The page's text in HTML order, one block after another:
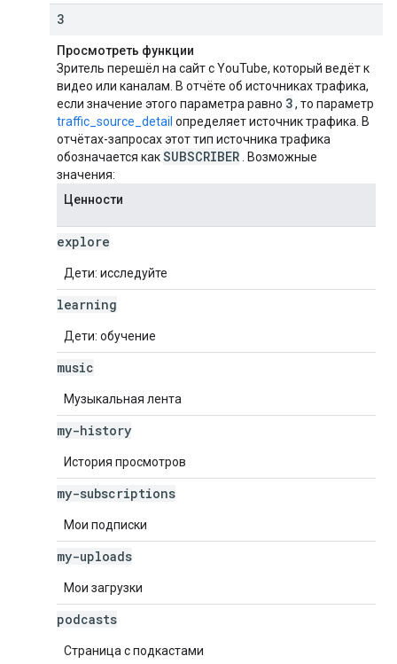
3
Просмотреть функции
Зритель перешёл на сайт с YouTube, который ведёт к
видео или каналам. В отчёте об источниках трафика,
если значение этого параметра равно 3, то параметр
traffic_source_detail определяет источник трафика. В
отчётах-запросах этот тип источника трафика
обозначается какSUBSCRIBER . Возможные
значения:
Ценности
explore
Дети: исследуйте
learning
Дети: обучение
music
Музыкальная лента
my-history
История просмотров
my-subscriptions
Мои подписки
my-uploads
Мои загрузки
podcasts
Страница с подкастами